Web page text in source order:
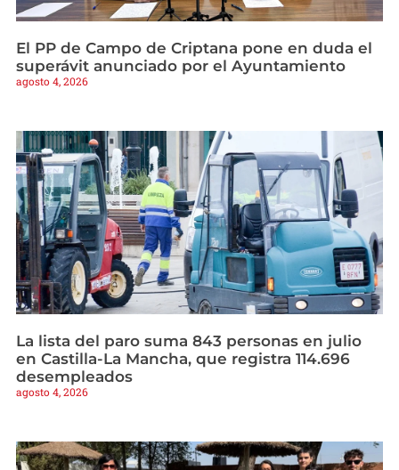
El PP de Campo de Criptana pone en duda el
superávit anunciado por el Ayuntamiento
agosto 4, 2026
La lista del paro suma 843 personas en julio
en Castilla-La Mancha, que registra 114.696
desempleados
agosto 4, 2026